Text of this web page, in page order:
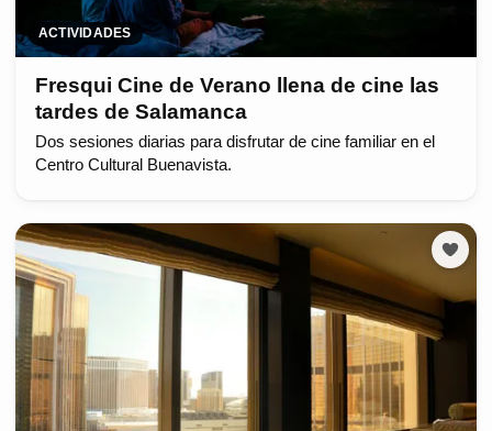
ACTIVIDADES
Fresqui Cine de Verano llena de cine las
tardes de Salamanca
Dos sesiones diarias para disfrutar de cine familiar en el
Centro Cultural Buenavista.